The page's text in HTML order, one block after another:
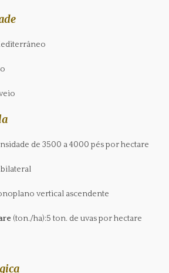
de 3500 a 4000 pés por hectare
vertical ascendente
(ton./ha):5 ton. de uvas por hectare